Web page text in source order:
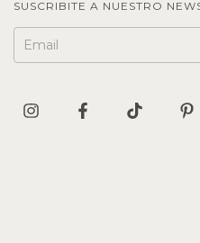
SUSCRIBITE A NUESTRO